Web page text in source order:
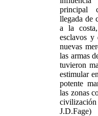
principal
llegada de
a la
esclavos y
nuevas
las armas
tuvieron
estimular
potente
las zonas
civilización
J.D.Fage)